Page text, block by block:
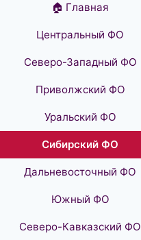
🏠 Главная
Центральный ФО
Северо-Западный ФО
Приволжский ФО
Уральский ФО
Сибирский ФО
Дальневосточный ФО
Южный ФО
Северо-Кавказский ФО